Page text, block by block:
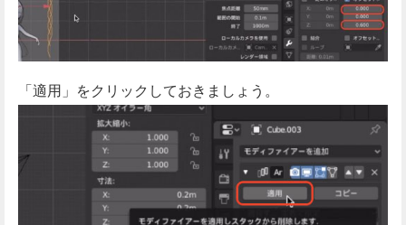
「適用」をクリックしておきましょう。